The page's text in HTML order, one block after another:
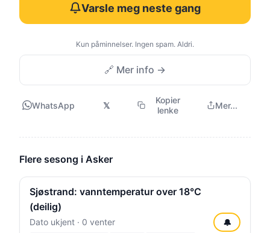
Varsle meg neste gang
Kun påminnelser. Ingen spam. Aldri.
🔗 Mer info →
WhatsApp 𝕏
Kopier
lenke
Mer...
Flere sesong i Asker
Sjøstrand: vanntemperatur over 18°C
(deilig)
Dato ukjent · 0 venter 🔔